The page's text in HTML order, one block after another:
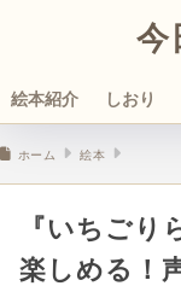
今
絵本紹介 しおり
ホーム 絵本
『いちごり
楽しめる！